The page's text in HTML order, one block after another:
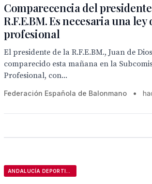
Comparecencia del
R.F.E.BM. Es necesaria una
profesional
El presidente de la R.F.E.BM., Juan de
comparecido esta mañana en la
Profesional, con...
Federación Española de Balonmano •